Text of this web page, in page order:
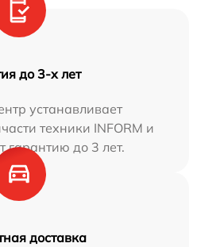
до 3-х лет
устанавливает
техники INFORM и
гарантию до 3 лет.
доставка